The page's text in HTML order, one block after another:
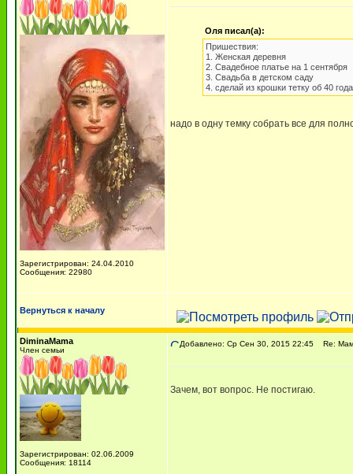
Зарегистрирован: 24.04.2010
Сообщения: 22980
Оля писал(а):
Пришествия:
1. Женская деревня
2. Свадебное платье на 1 сентября
3. Свадьба в детском саду
4. сделай из крошки тетку об 40
надо в одну темку собрать все для
Вернуться к началу
DiminaMama
Член семьи
Зарегистрирован: 02.06.2009
Сообщения: 18114
Добавлено: Ср Сен 30, 2015 22:45 Re:
Зачем, вот вопрос. Не постигаю.